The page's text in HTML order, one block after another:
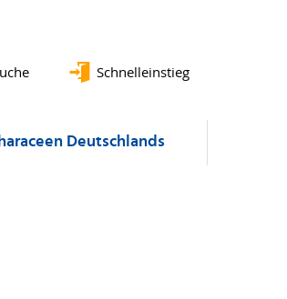
Schnelleinstieg
Deutschlands